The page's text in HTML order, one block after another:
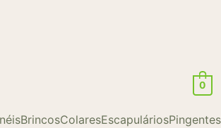
0
BrincosColaresEscapuláriosPingentes